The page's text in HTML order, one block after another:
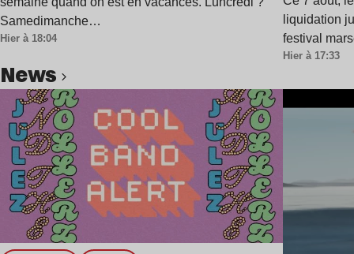
Samedimanche…
Hier à 18:04
liquidation
festival
Hier à 17:33
news
Lire l’article